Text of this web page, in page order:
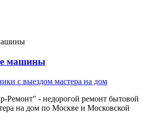
машины
Ремонт" - недорогой ремонт бытовой
на дом по Москве и Московской